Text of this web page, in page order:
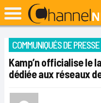
COMMUNIQUÉS DE PRESSE
Kamp’n officialise le
dédiée aux réseaux